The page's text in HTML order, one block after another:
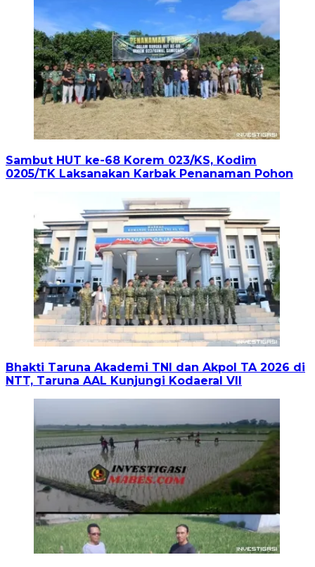
Sambut HUT ke-68 Korem 023/KS, Kodim
0205/TK Laksanakan Karbak Penanaman Pohon
Bhakti Taruna Akademi TNI dan Akpol TA 2026 di
NTT, Taruna AAL Kunjungi Kodaeral VII